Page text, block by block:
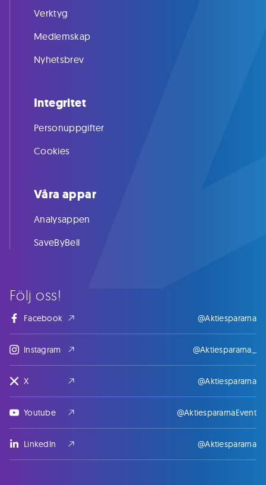
Följ oss!
Facebook @Aktiespararna
Instagram @Aktiespararna_
X @Aktiespararna
Youtube @AktiespararnaEvent
LinkedIn @Aktiespararna
Verktyg
Medlemskap
Nyhetsbrev
Integritet
Personuppgifter
Cookies
Våra appar
Analysappen
SaveByBell